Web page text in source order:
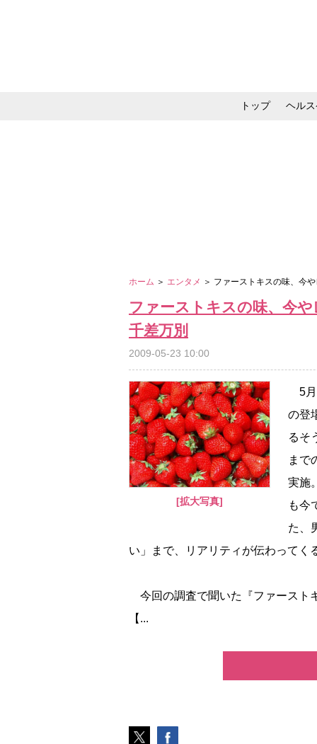
トップ ヘル
ホーム ＞ エンタメ ＞ ファーストキスの味、今
ファーストキスの味、今
千差万別
2009-05-23 10:00
[拡大写真]
5月
の登
るそ
まで
実施
も今
た、
い」まで、リアリティが伝わってく
今回の調査で聞いた『ファースト
【...